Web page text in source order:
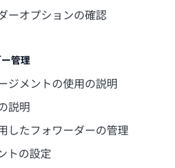
ーオプションの確認
管理
ジメントの使用の説明
説明
したフォワーダーの管理
トの設定